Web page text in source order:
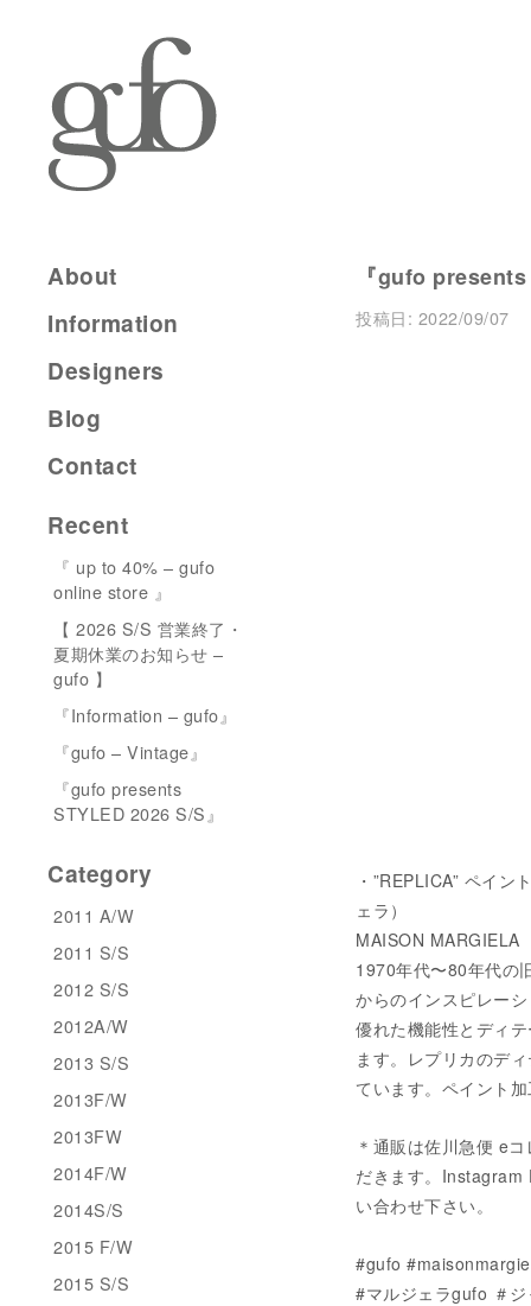
『gufo
投稿日: 2022/09/07
・”REPLICA” ペイ
ェラ）
MAISON MARGIELA
1970年代〜80年代の
からのインスピレー
優れた機能性とディ
ます。レプリカのデ
ています。ペイント
＊通販は佐川急便 e
だきます。
い合わせ下さい。
#gufo
#マルジェラgufo ＃
About
Information
Designers
Blog
Contact
Recent
『 up to 40% – gufo
online store 』
【 2026 S/S 営業終了・
夏期休業のお知らせ –
gufo 】
『Information – gufo』
『gufo – Vintage』
『gufo presents
STYLED 2026 S/S』
Category
2011 A/W
2011 S/S
2012 S/S
2012A/W
2013 S/S
2013F/W
2013FW
2014F/W
2014S/S
2015 F/W
2015 S/S